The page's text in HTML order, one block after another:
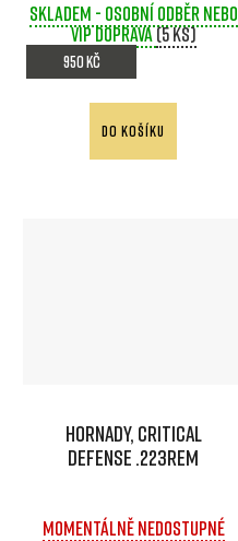
Skladem - osobní odběr nebo
VIP doprava(5 ks)
950 Kč
DO KOŠÍKU
Hornady, Critical
Defense .223Rem
Momentálně nedostupné